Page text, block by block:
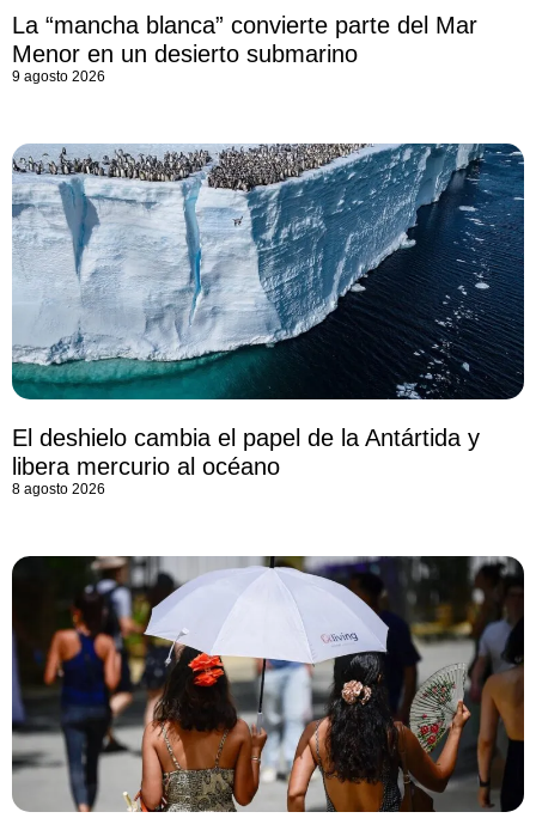
La “mancha blanca” convierte parte del Mar
Menor en un desierto submarino
9 agosto 2026
El deshielo cambia el papel de la Antártida y
libera mercurio al océano
8 agosto 2026